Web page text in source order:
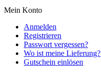
Mein Konto
Anmelden
Registrieren
Passwort vergessen?
Wo ist meine Lieferung?
Gutschein einlösen